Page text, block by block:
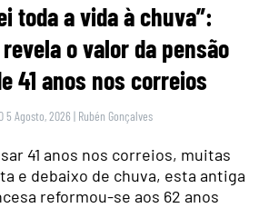
toda a vida à chuva”:
o valor da pensão
41 anos nos correios
5 Agosto, 2026 | Rubén Gonçalves
41 anos nos correios, muitas
e debaixo de chuva, esta antiga
reformou-se aos 62 anos